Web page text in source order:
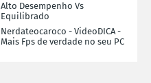
Alto Desempenho Vs
Equilibrado
Nerdateocaroco - VideoDICA -
Mais Fps de verdade no seu PC